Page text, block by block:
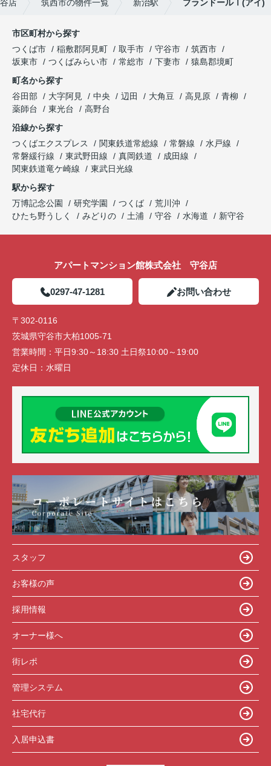
店 筑西市の物件一覧 新治駅 プランドールⅠ(アイ)
市区町村から探す
つくば市
稲敷郡阿見町 取手市 守谷市
筑西市
坂東市
つくばみらい市 常総市 下妻市
猿島郡境町
町名から探す
谷田部
大字阿見 中央 辺田 大角豆 高見原
青柳
薬師台
東光台
高野台
沿線から探す
つくばエクスプレス
関東鉄道常総線 常磐線
水戸線
常磐緩行線
東武野田線 真岡鉄道
成田線
関東鉄道竜ケ崎線
東武日光線
駅から探す
万博記念公園
研究学園 つくば
荒川沖
ひたち野うしく
みどりの 土浦 守谷 水海道 新守谷
アパートマンション館株式会社 守谷店
0297-47-1281 お問い合わせ
〒302-0116
茨城県守谷市大柏1005-71
営業時間： 平日9:30～18:30 土日祭10:00～19:00
定休日： 水曜日
スタッフ
お客様の声
採用情報
オーナー様へ
街レポ
管理システム
社宅代行
入居申込書